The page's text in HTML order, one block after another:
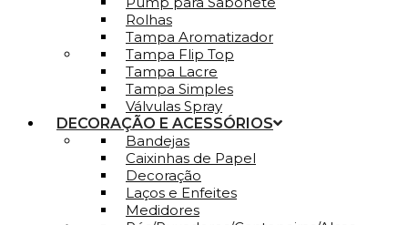
Rolhas
Tampa Aromatizador
Tampa Flip Top
Tampa Lacre
Tampa Simples
Válvulas Spray
DECORAÇÃO E ACESSÓRIOS
Bandejas
Caixinhas de Papel
Decoração
Laços e Enfeites
Medidores